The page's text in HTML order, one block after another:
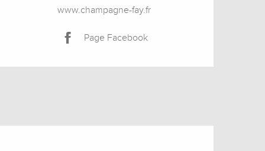
www.champagne-fay.fr
Page Facebook